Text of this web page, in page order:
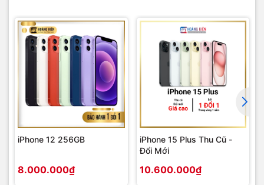
iPhone 12 256GB
8.000.000₫
iPhone 15 Plus Thu Cũ -
Đổi Mới
10.600.000₫